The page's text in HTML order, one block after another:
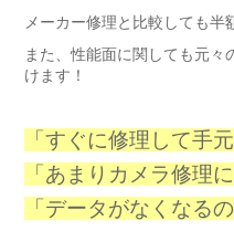
メーカー修理と比較しても半
また、性能面に関しても元
けます！
「すぐに修理して手
「あまりカメラ修理
「データがなくなる